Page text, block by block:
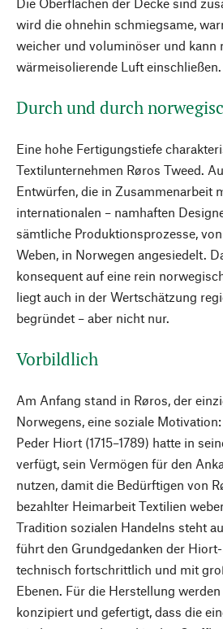
wird die ohnehin schmiegsame,
weicher und voluminöser und kann
wärmeisolierende Luft einschließen.
Durch und durch
Eine hohe Fertigungstiefe
Textilunternehmen Røros Tweed.
Entwürfen, die in Zusammenarbeit
internationalen – namhaften
sämtliche Produktionsprozesse,
Weben, in Norwegen angesiedelt.
konsequent auf eine rein
liegt auch in der Wertschätzung
begründet – aber nicht nur.
Vorbildlich
Am Anfang stand in Røros, der
Norwegens, eine soziale
Peder Hiort (1715–1789) hatte in
verfügt, sein Vermögen für den
nutzen, damit die Bedürftigen von
bezahlter Heimarbeit Textilien
Tradition sozialen Handelns steht
führt den Grundgedanken der
technisch fortschrittlich und mit
Ebenen. Für die Herstellung
konzipiert und gefertigt, dass die